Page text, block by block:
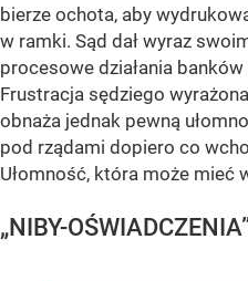
bierze ochota, aby
w ramki. Sąd dał wyraz
procesowe działania
Frustracja sędziego
obnaża jednak pewną
pod rządami dopiero co
Ułomność, która może mieć
„NIBY-